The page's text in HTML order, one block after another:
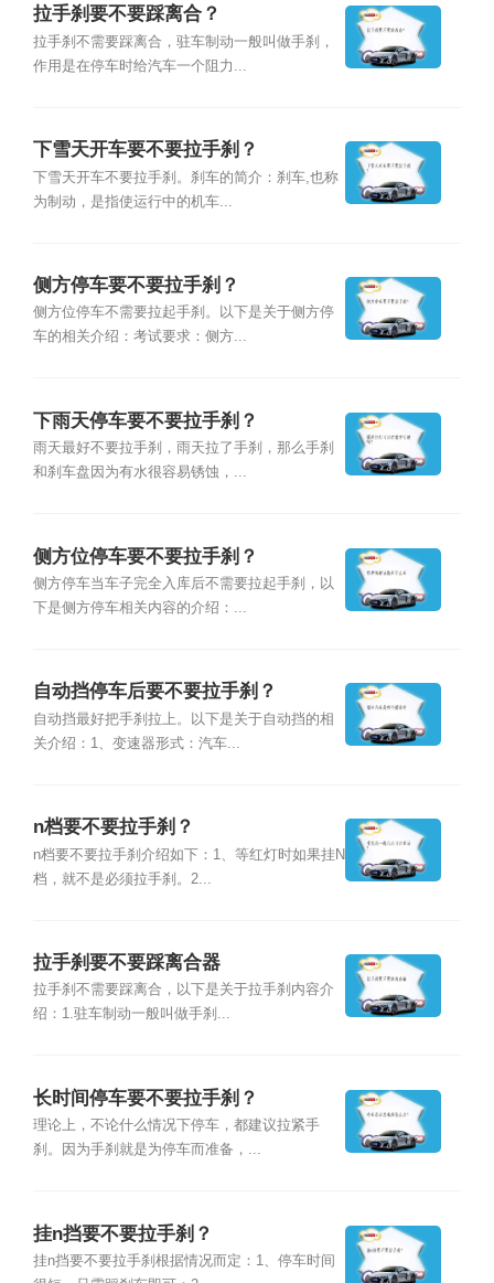
拉手刹要不要踩离合？
拉手刹不需要踩离合，驻车制动一般叫做手刹，
作用是在停车时给汽车一个阻力...
下雪天开车要不要拉手刹？
下雪天开车不要拉手刹。刹车的简介：刹车,也称
为制动，是指使运行中的机车...
侧方停车要不要拉手刹？
侧方位停车不需要拉起手刹。以下是关于侧方停
车的相关介绍：考试要求：侧方...
下雨天停车要不要拉手刹？
雨天最好不要拉手刹，雨天拉了手刹，那么手刹
和刹车盘因为有水很容易锈蚀，...
侧方位停车要不要拉手刹？
侧方停车当车子完全入库后不需要拉起手刹，以
下是侧方停车相关内容的介绍：...
自动挡停车后要不要拉手刹？
自动挡最好把手刹拉上。以下是关于自动挡的相
关介绍：1、变速器形式：汽车...
n档要不要拉手刹？
n档要不要拉手刹介绍如下：1、等红灯时如果挂N
档，就不是必须拉手刹。2...
拉手刹要不要踩离合器
拉手刹不需要踩离合，以下是关于拉手刹内容介
绍：1.驻车制动一般叫做手刹...
长时间停车要不要拉手刹？
理论上，不论什么情况下停车，都建议拉紧手
刹。因为手刹就是为停车而准备，...
挂n挡要不要拉手刹？
挂n挡要不要拉手刹根据情况而定：1、停车时间